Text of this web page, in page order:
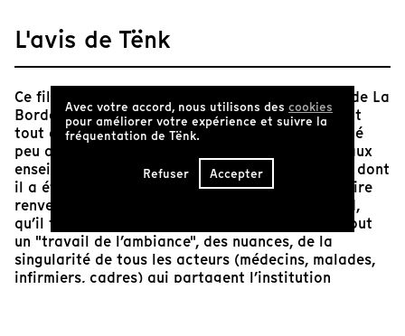
L'avis de Tënk
Ce film rend visite à Jean Oury dans sa clinique de La
Borde. Colères, humour et impertinence alternent
tout au long de cet entretien passionnant, tourné
peu avant sa mort en mai 2014. Conformément aux
enseignements de la psychiatrie institutionnelle dont
il a été l’un des hérauts, Oury rappelle ce salutaire
renversement de pensée : c’est l’hôpital, d’abord,
qu’il faut soigner ! Et cela passe par les mots, tout
un "travail de l’ambiance", des nuances, de la
singularité de tous les acteurs (médecins, malades,
infirmiers, cadres) qui partagent l’institution
Avec votre accord, nous utilisons des cookies
pour améliorer votre expérience et suivre la
fréquentation de Tënk.
Refuser Accepter